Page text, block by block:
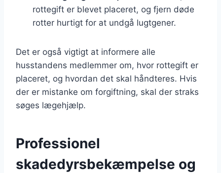
rottegift er blevet placeret, og fjern døde
rotter hurtigt for at undgå lugtgener.
Det er også vigtigt at informere alle
husstandens medlemmer om, hvor rottegift er
placeret, og hvordan det skal håndteres. Hvis
der er mistanke om forgiftning, skal der straks
søges lægehjælp.
Professionel
skadedyrsbekæmpelse og